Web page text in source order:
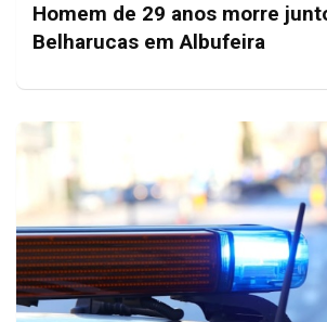
Homem de 29 anos morre
Belharucas em Albufeira